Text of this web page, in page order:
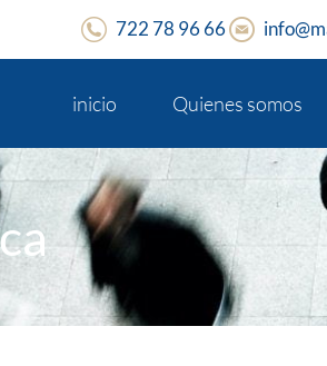
722 78 96 66
inicio Quienes somos